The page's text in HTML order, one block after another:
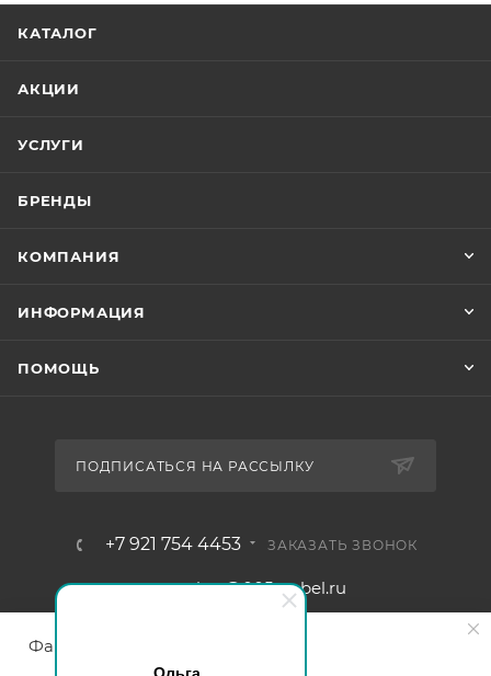
Ольга
КАТАЛОГ
АКЦИИ
УСЛУГИ
БРЕНДЫ
КОМПАНИЯ
ИНФОРМАЦИЯ
ПОМОЩЬ
ПОДПИСАТЬСЯ НА РАССЫЛКУ
+7 921 754 4453 ЗАКАЗАТЬ ЗВОНОК
zakaz@005mebel.ru
Файлы cookie